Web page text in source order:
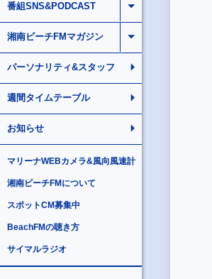
番組SNS&PODCAST
湘南ビーチFMマガジン
パーソナリティ&スタッフ
週間タイムテーブル
お知らせ
マリーナWEBカメラ&風向風速計
湘南ビーチFMについて
スポットCM募集中
BeachFMの聴き方
サイマルラジオ